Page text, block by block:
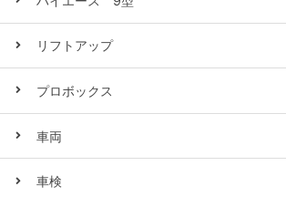
リフトアップ
プロボックス
車両
車検